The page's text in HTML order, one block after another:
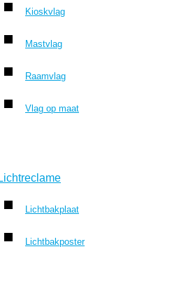
Kioskvlag
Mastvlag
Raamvlag
Vlag op maat
Lichtreclame
Lichtbakplaat
Lichtbakposter